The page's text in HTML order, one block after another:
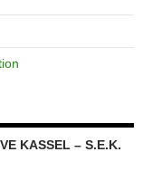
KASSEL – S.E.K.